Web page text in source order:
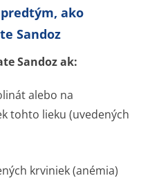
ako
Sandoz
Sandoz ak:
alebo na
tohto lieku (uvedených
krviniek (anémia)